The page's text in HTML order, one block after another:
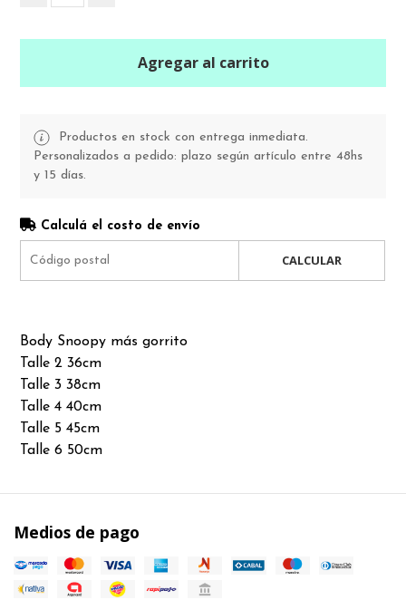
Agregar al carrito
Productos en stock con entrega inmediata.
Personalizados a pedido: plazo según artículo entre 48hs
y 15 días.
Calculá el costo de envío
CALCULAR
Body Snoopy más gorrito
Talle 2 36cm
Talle 3 38cm
Talle 4 40cm
Talle 5 45cm
Talle 6 50cm
Medios de pago